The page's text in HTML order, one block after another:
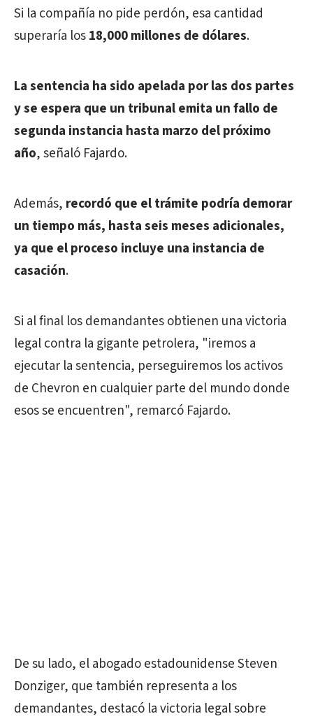
Si la compañía no pide perdón, esa cantidad
superaría los18,000 millones de dólares.
La sentencia ha sido apelada por las dos partes
y se espera que un tribunal emita un fallo de
segunda instancia hasta marzo del próximo
año, señaló Fajardo.
Además, recordó que el trámite podría demorar
un tiempo más, hasta seis meses adicionales,
ya que el proceso incluye una instancia de
casación.
Si al final los demandantes obtienen una victoria
legal contra la gigante petrolera, "iremos a
ejecutar la sentencia, perseguiremos los activos
de Chevron en cualquier parte del mundo donde
esos se encuentren", remarcó Fajardo.
De su lado, el abogado estadounidense Steven
Donziger, que también representa a los
demandantes, destacó la victoria legal sobre